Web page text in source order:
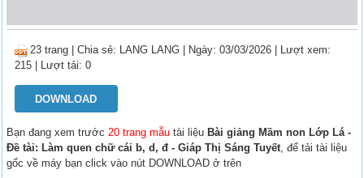
23 trang |Chia sẻ: LANG LANG | Ngày: 03/03/2026 | Lượt xem:
215 | Lượt tải: 0
DOWNLOAD
Bạn đang xem trước20 trang mẫu tài liệu Bài giảng Mầm non Lớp Lá -
Đề tài: Làm quen chữ cái b, d, đ - Giáp Thị Sáng Tuyết, để tải tài liệu
gốc về máy bạn click vào nút DOWNLOAD ở trên